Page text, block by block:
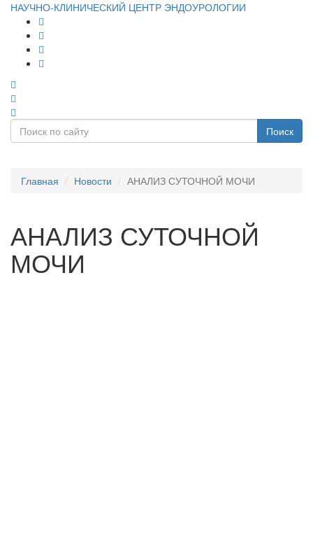
НАУЧНО-КЛИНИЧЕСКИЙ ЦЕНТР ЭНДОУРОЛОГИИ
Поиск
Главная Новости АНАЛИЗ СУТОЧНОЙ МОЧИ
АНАЛИЗ СУТОЧНОЙ
МОЧИ